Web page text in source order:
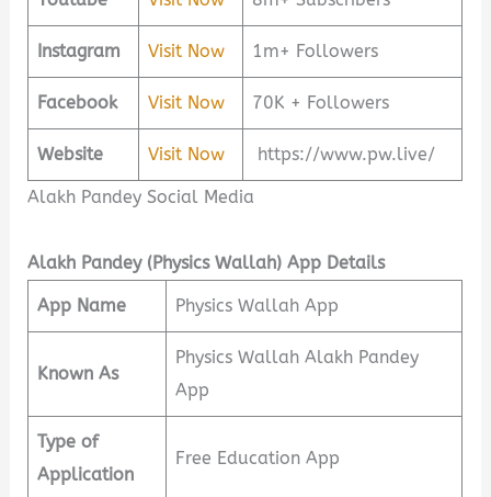
Instagram Visit Now 1m+ Followers
Facebook Visit Now 70K + Followers
Website Visit Now https://www.pw.live/
Alakh Pandey Social Media
Alakh Pandey (Physics Wallah) App Details
App Name Physics Wallah App
Known As
Physics Wallah Alakh Pandey
App
Type of
Application
Free Education App